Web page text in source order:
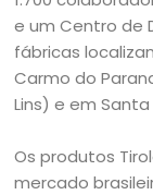
e um Centro de
fábricas
Carmo do
Lins) e em
Os produtos
mercado